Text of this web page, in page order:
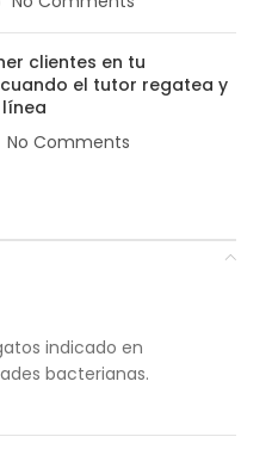
clientes en tu
el tutor regatea y
No Comments
indicado en
bacterianas.